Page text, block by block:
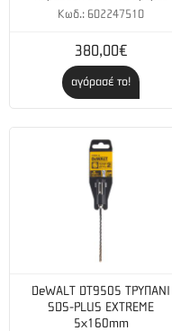
Κωδ.: 602247510
380,00€
αγόρασέ το!
DeWALT DT9505 ΤΡΥΠΑΝΙ
SDS-PLUS EXTREME
5x160mm